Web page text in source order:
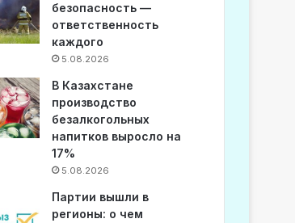
безопасность —
ответственность
каждого
5.08.2026
В Казахстане
производство
безалкогольных
напитков выросло на
17%
5.08.2026
Партии вышли в
регионы: о чем